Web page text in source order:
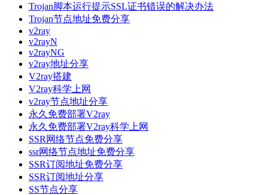
Trojan脚本运行提示SSL证书错误的解决办法
Trojan节点地址免费分享
v2ray
v2rayN
v2rayNG
v2ray地址分享
V2ray搭建
V2ray科学上网
v2ray节点地址分享
永久免费部署V2ray
永久免费部署V2ray科学上网
SSR网络节点免费分享
ssr网络节点地址免费分享
SSR订阅地址免费分享
SSR订阅地址分享
SS节点分享